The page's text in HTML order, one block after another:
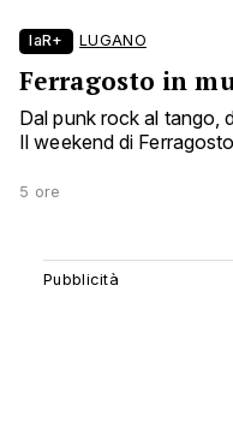
laR+ LUGANO
Ferragosto in
Dal punk rock al tango,
Il weekend di
5 ore